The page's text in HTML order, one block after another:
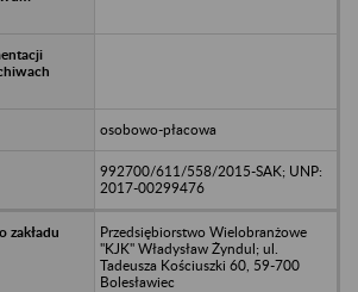
osobowo-płacowa
992700/611/558/2015-SAK; UNP:
2017-00299476
Przedsiębiorstwo Wielobranżowe
"KJK" Władysław Żyndul; ul.
Tadeusza Kościuszki 60, 59-700
Bolesławiec